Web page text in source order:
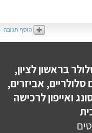
הוסף תגובה
בראשון לציון,
אביזרים,
ואייפון לרכישה